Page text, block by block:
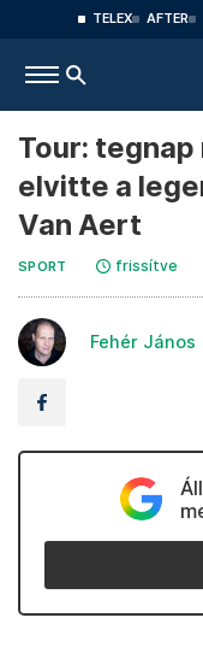
TELEX AFTER
Tour:
elvitte a
Van Aert
SPORT frissítve
Fehér János